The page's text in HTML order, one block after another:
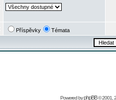
Příspěvky Témata
Powered byphpBB© 2001,